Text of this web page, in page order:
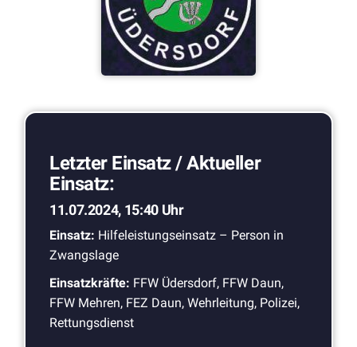
Letzter Einsatz / Aktueller
Einsatz:
11.07.2024, 15:40 Uhr
Einsatz: Hilfeleistungseinsatz – Person in
Zwangslage
Einsatzkräfte: FFW Üdersdorf, FFW Daun,
FFW Mehren, FEZ Daun, Wehrleitung, Polizei,
Rettungsdienst